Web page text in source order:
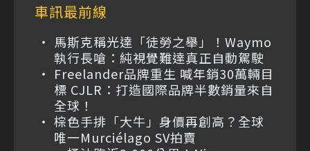
車訊最前線
馬斯克稱光達「徒勞之舉」！Waymo
執行長嗆：純視覺難達真正自動駕駛
Freelander品牌重生 喊年銷30萬輛目
標 CJLR：打造國際品牌半數銷量來自
全球！
棕色手排「大牛」身價再創高？全球
唯一Murciélago SV拍賣